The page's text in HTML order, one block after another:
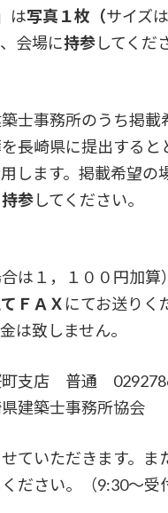
は写真１枚（サイズ
会場に持参してくだ
事務所のうち掲載
長崎県に提出する
します。掲載希望の
持参してください。
１，１００円加算
ＦＡＸ にてお送りく
は致しません。
支店 普通
士事務所協会
いただきます。ま
ださい。（9:30～受